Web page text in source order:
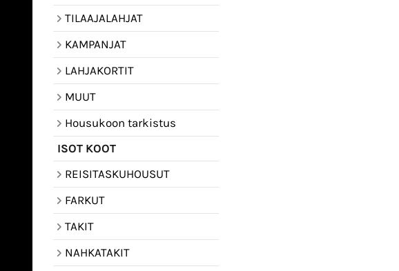
TILAAJALAHJAT
KAMPANJAT
LAHJAKORTIT
MUUT
Housukoon tarkistus
ISOT KOOT
REISITASKUHOUSUT
FARKUT
TAKIT
NAHKATAKIT